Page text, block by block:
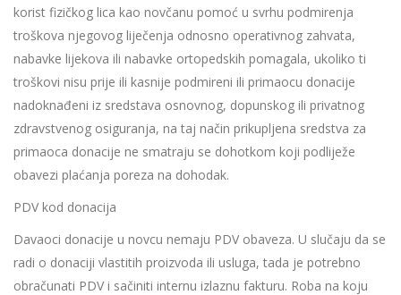
korist fizičkog lica kao novčanu pomoć u svrhu podmirenja
troškova njegovog liječenja odnosno operativnog zahvata,
nabavke lijekova ili nabavke ortopedskih pomagala, ukoliko ti
troškovi nisu prije ili kasnije podmireni ili primaocu donacije
nadoknađeni iz sredstava osnovnog, dopunskog ili privatnog
zdravstvenog osiguranja, na taj način prikupljena sredstva za
primaoca donacije ne smatraju se dohotkom koji podliježe
obavezi plaćanja poreza na dohodak.
PDV kod donacija
Davaoci donacije u novcu nemaju PDV obaveza. U slučaju da se
radi o donaciji vlastitih proizvoda ili usluga, tada je potrebno
obračunati PDV i sačiniti internu izlaznu fakturu. Roba na koju